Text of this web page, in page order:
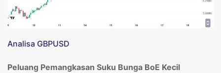
Analisa GBPUSD
Peluang Pemangkasan Suku Bunga BoE Kecil